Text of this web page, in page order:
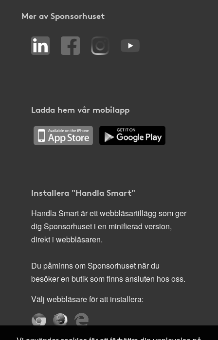
Mer av Sponsorhuset
Ladda hem vår mobilapp
Installera "Handla Smart"
Handla Smart är ett webbläsartillägg som ger
dig Sponsorhuset i en minifierad version,
direkt i webbläsaren.
Du påminns om Sponsorhuset när du
besöker en butik som finns ansluten hos oss.
Välj webbläsare för att installera: